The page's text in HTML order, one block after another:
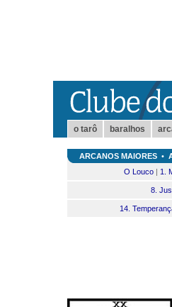
o tarô
baralhos
ARCANOS MAIORES •
O Louco | 1.
8.
14.